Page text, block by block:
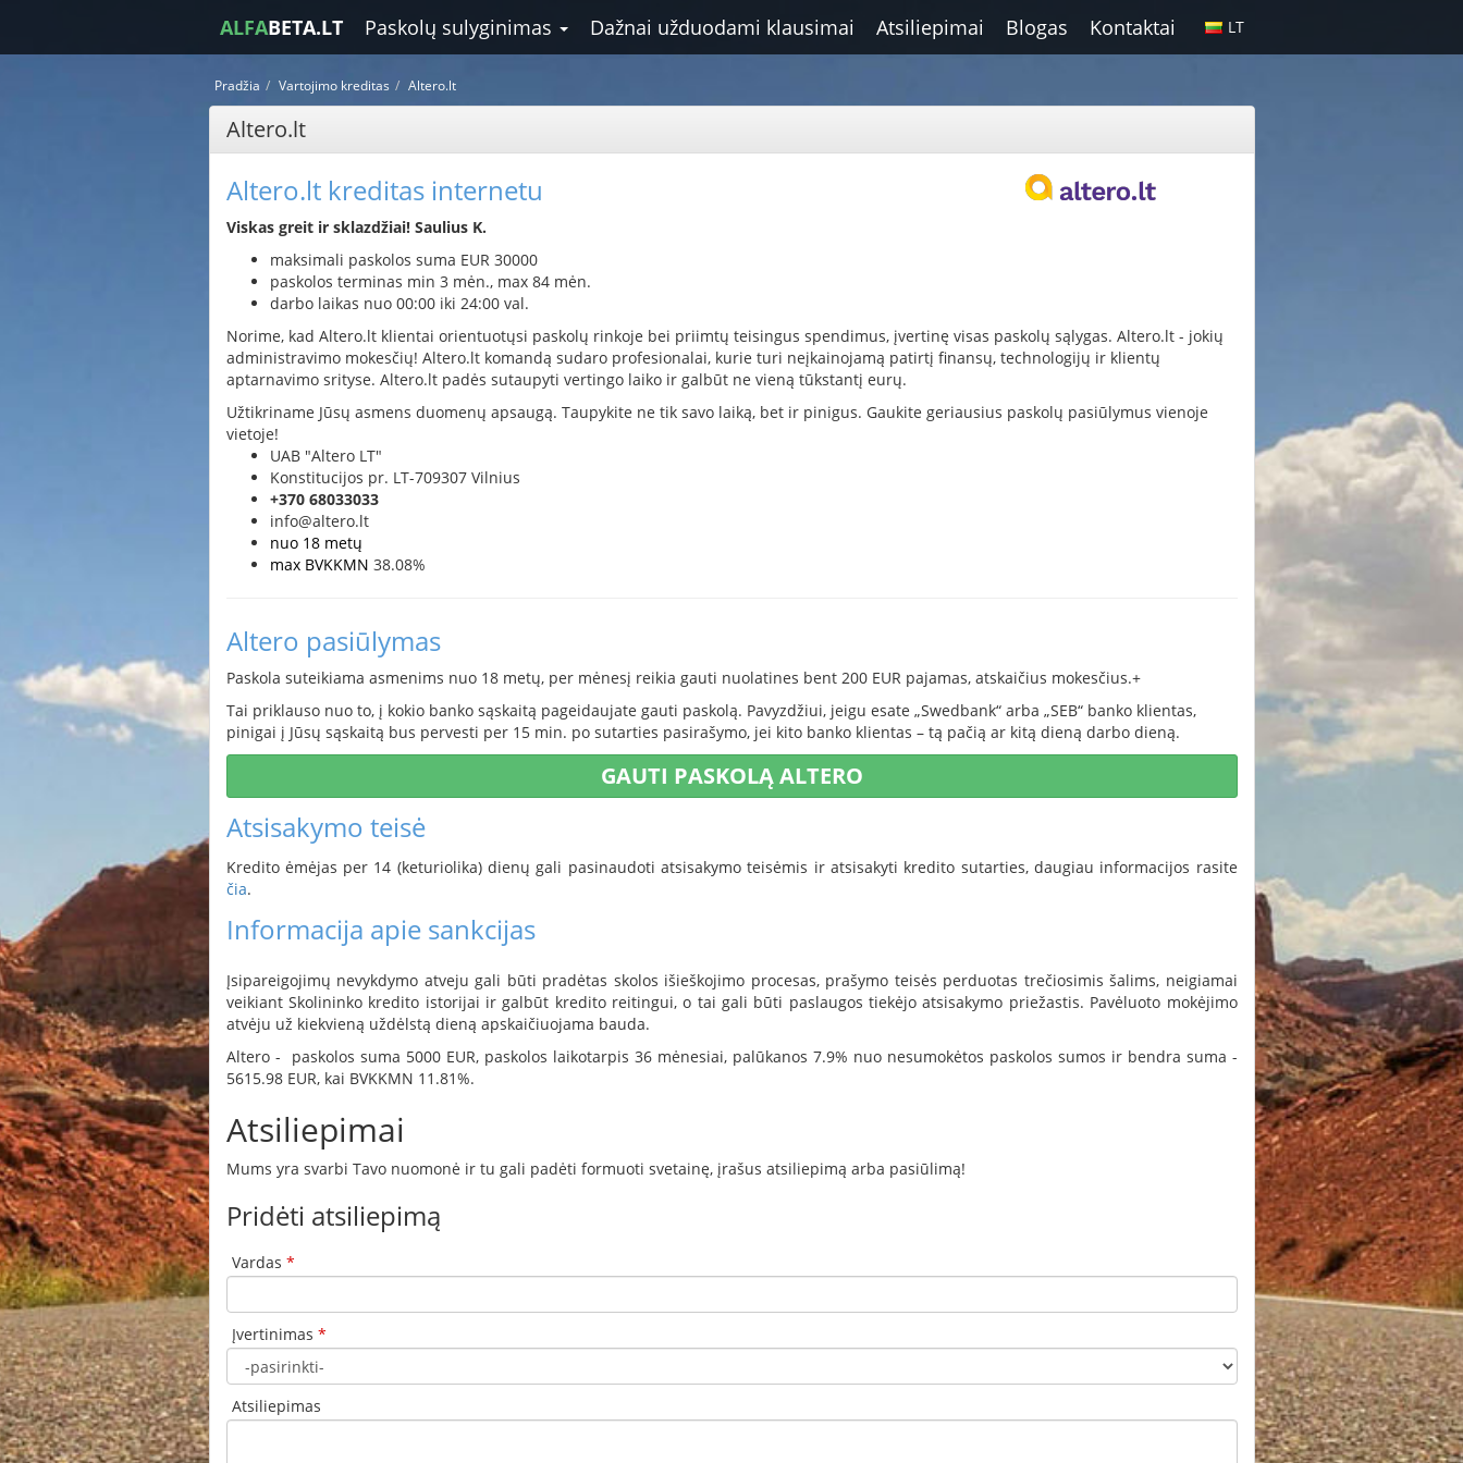
ALFABETA.LT Paskolų sulyginimas Dažnai užduodami klausimai Atsiliepimai Blogas Kontaktai LT
Pradžia Vartojimo kreditas Altero.lt
Altero.lt
Altero.lt kreditas internetu
Viskas greit ir sklazdžiai! Saulius K.
maksimali paskolos suma EUR 30000
paskolos terminas min 3 mėn., max 84 mėn.
darbo laikas nuo 00:00 iki 24:00 val.
Norime, kad Altero.lt klientai orientuotųsi paskolų rinkoje bei priimtų teisingus spendimus, įvertinę visas paskolų sąlygas. Altero.lt - jokių
administravimo mokesčių! Altero.lt komandą sudaro profesionalai, kurie turi neįkainojamą patirtį finansų, technologijų ir klientų
aptarnavimo srityse. Altero.lt padės sutaupyti vertingo laiko ir galbūt ne vieną tūkstantį eurų.
Užtikriname Jūsų asmens duomenų apsaugą. Taupykite ne tik savo laiką, bet ir pinigus. Gaukite geriausius paskolų pasiūlymus vienoje
vietoje!
UAB "Altero LT"
Konstitucijos pr. LT-709307 Vilnius
+370 68033033
info@altero.lt
nuo 18 metų
max BVKKMN 38.08%
Altero pasiūlymas
Paskola suteikiama asmenims nuo 18 metų, per mėnesį reikia gauti nuolatines bent 200 EUR pajamas, atskaičius mokesčius.+
Tai priklauso nuo to, į kokio banko sąskaitą pageidaujate gauti paskolą. Pavyzdžiui, jeigu esate „Swedbank“ arba „SEB“ banko klientas,
pinigai į Jūsų sąskaitą bus pervesti per 15 min. po sutarties pasirašymo, jei kito banko klientas – tą pačią ar kitą dieną darbo dieną.
GAUTI PASKOLĄ ALTERO
Atsisakymo teisė
Kredito ėmėjas per 14 (keturiolika) dienų gali pasinaudoti atsisakymo teisėmis ir atsisakyti kredito sutarties, daugiau informacijos rasite
čia.
Informacija apie sankcijas
Įsipareigojimų nevykdymo atveju gali būti pradėtas skolos išieškojimo procesas, prašymo teisės perduotas trečiosimis šalims, neigiamai
veikiant Skolininko kredito istorijai ir galbūt kredito reitingui, o tai gali būti paslaugos tiekėjo atsisakymo priežastis. Pavėluoto mokėjimo
atvėju už kiekvieną uždėlstą dieną apskaičiuojama bauda.
Altero - paskolos suma 5000 EUR, paskolos laikotarpis 36 mėnesiai, palūkanos 7.9% nuo nesumokėtos paskolos sumos ir bendra suma -
5615.98 EUR, kai BVKKMN 11.81%.
Atsiliepimai
Mums yra svarbi Tavo nuomonė ir tu gali padėti formuoti svetainę, įrašus atsiliepimą arba pasiūlimą!
Pridėti atsiliepimą
Vardas *
Įvertinimas *
Atsiliepimas